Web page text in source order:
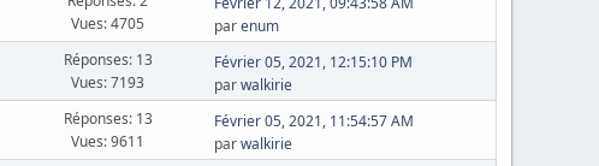
Vues: 4705
parenum
Réponses: 13
Vues: 7193
Février 05, 2021, 12:15:10 PM
parwalkirie
Réponses: 13
Vues: 9611
Février 05, 2021, 11:54:57 AM
parwalkirie